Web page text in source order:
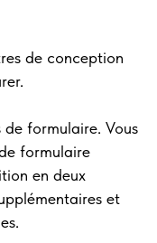
de conception
formulaire. Vous
formulaire
en deux
et